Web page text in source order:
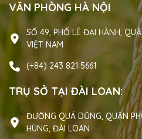
VĂN PHÒNG HÀ NỘI
SỐ 49, PHỐ LÊ ĐẠI HÀNH,
VIỆT NAM
(+84) 243 821 5661
TRỤ SỞ TẠI ĐÀI LOAN:
ĐƯỜNG QUÁ DŨNG, QUẬN
HÙNG, ĐÀI LOAN